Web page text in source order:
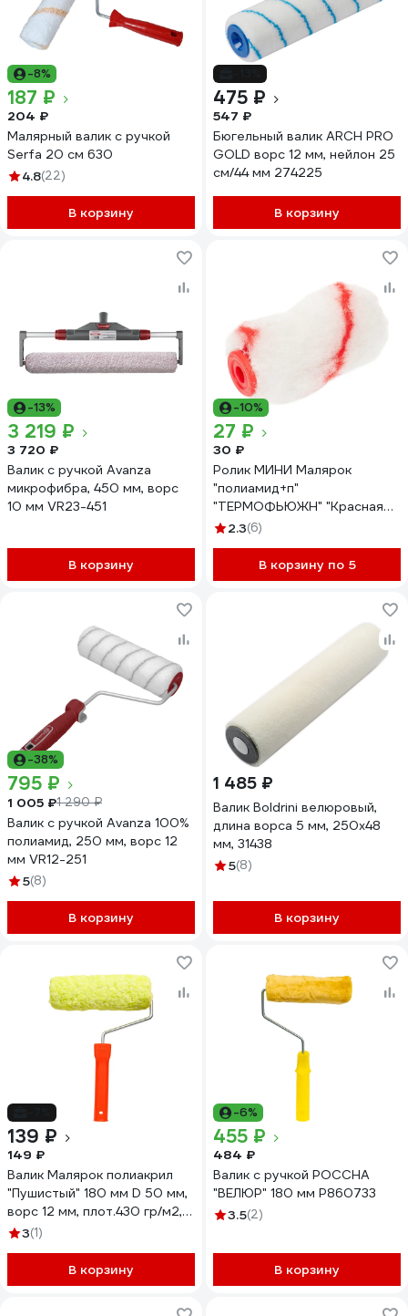
-8%
187 ₽
204 ₽
Малярный валик с ручкой
Serfa 20 см 630
4.8(22)
В корзину
475 ₽
547 ₽
Бюгельный валик ARCH PRO
GOLD ворс 12 мм, нейлон 25
см/44 мм 274225
В корзину
-13%
3 219 ₽
3 720 ₽
Валик с ручкой Avanza
микрофибра, 450 мм, ворс
10 мм VR23-451
В корзину
-10%
27 ₽
30 ₽
Ролик МИНИ Малярок
"полиамид+п"
"ТЕРМОФЬЮЖН" "Красная
Борода" 55 мм D 16 мм, ворс
под ручку 6 мм, "" 551-2055
2.3(6)
В корзину по 5
-38%
795 ₽
1 005 ₽1 290 ₽
Валик с ручкой Avanza 100%
полиамид, 250 мм, ворс 12
мм VR12-251
5(8)
В корзину
1 485 ₽
Валик Boldrini велюровый,
длина ворса 5 мм, 250х48
мм, 31438
5(8)
В корзину
139 ₽
149 ₽
Валик Малярок полиакрил
"Пушистый" 180 мм D 50 мм,
ворс 12 мм, плот.430 гр/м2,
б/с ручка 6 мм "" 755-0180
3(1)
В корзину
-6%
455 ₽
484 ₽
Валик с ручкой РОССНА
"ВЕЛЮР" 180 мм Р860733
3.5(2)
В корзину